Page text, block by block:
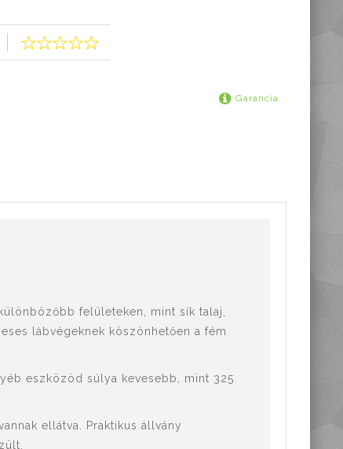
Garancia
felületeken, mint sík talaj,
lábvégeknek köszönhetően a fém
eszközöd súlya kevesebb, mint 325
ellátva. Praktikus állvány